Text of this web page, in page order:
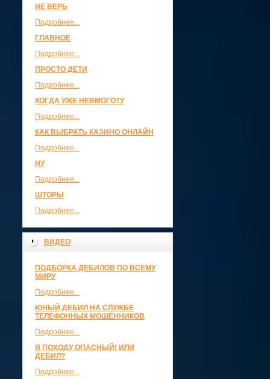
НЕ ВЕРЬ
Подробнее...
ГЛАВНОЕ
Подробнее...
ПРОСТО ДЕТИ
Подробнее...
КОГДА УЖЕ НЕВМОГОТУ
Подробнее...
КАК ВЫБРАТЬ КАЗИНО ОНЛАЙН
Подробнее...
НУ
Подробнее...
ШТОРЫ
Подробнее...
ВИДЕО
ПОДБОРКА ДЕБИЛОВ ПО ВСЕМУ
МИРУ
Подробнее...
ЮНЫЙ ДЕБИЛ НА СЛУЖБЕ
ТЕЛЕФОННЫХ МОШЕННИКОВ
Подробнее...
Я ПОХОДУ ОПАСНЫЙ! ИЛИ
ДЕБИЛ?
Подробнее...